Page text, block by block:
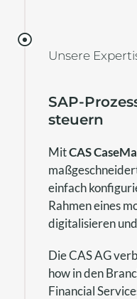
Unsere
SAP-
steuern
MitCAS
einfach
Rahmen eines
digitalisieren
Die CAS AG
how in den
Financial